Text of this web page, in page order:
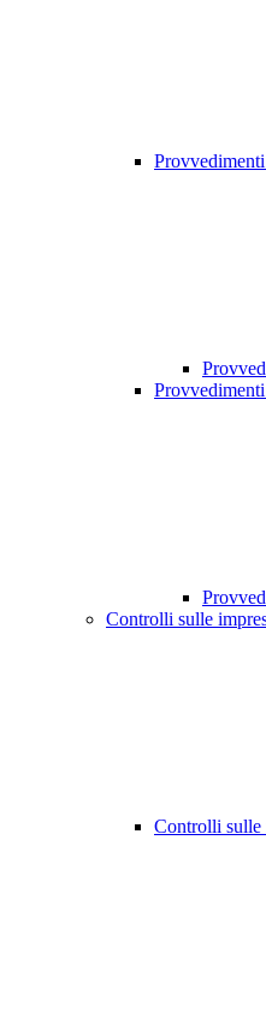
Controlli sulle
Controlli sulle